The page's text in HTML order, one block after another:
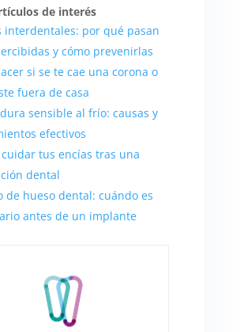
de interés
interdentales: por qué pasan
y cómo prevenirlas
si se te cae una corona o
fuera de casa
sensible al frío: causas y
efectivos
cuidar tus encías tras una
dental
de hueso dental: cuándo es
antes de un implante